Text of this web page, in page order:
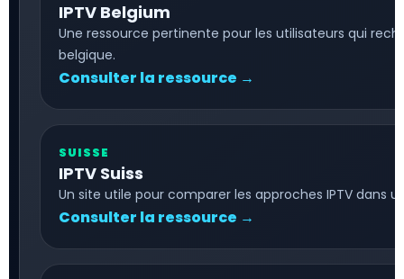
IPTV Belgium
Une ressource pertinente pour les utilisateurs qui
belgique.
Consulter la ressource →
SUISSE
IPTV Suiss
Un site utile pour comparer les approches IPTV dans
Consulter la ressource →